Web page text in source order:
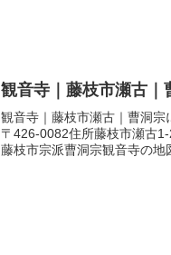
観音寺｜藤枝市瀬古｜
観音寺｜藤枝市瀬古｜曹洞
〒426-0082住所藤枝市瀬古
藤枝市宗派曹洞宗観音寺の地